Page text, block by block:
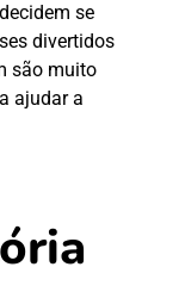
se
divertidos
são muito
ajudar a